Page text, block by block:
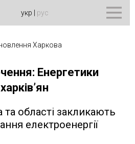
укр рус
Харкова
Енергетики
області закликають
електроенергії